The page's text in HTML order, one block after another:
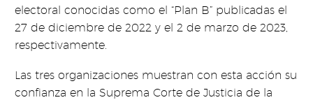
electoral conocidas como el “Plan B” publicadas el
27 de diciembre de 2022 y el 2 de marzo de 2023,
respectivamente.
Las tres organizaciones muestran con esta acción su
confianza en la Suprema Corte de Justicia de la